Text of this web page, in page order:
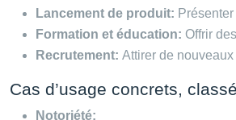
Lancement de produit:
Formation et éducation: Offrir
Recrutement: Attirer de
Cas d’usage concrets,
Notoriété: